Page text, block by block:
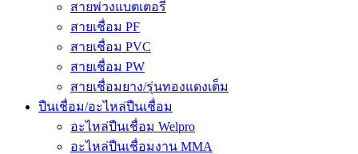
สายพ่วงแบตเตอรี่
สายเชื่อม PF
สายเชื่อม PVC
สายเชื่อม PW
สายเชื่อมยาง/รุ่นทองแดงเต็ม
ปืนเชื่อม/อะไหล่ปืนเชื่อม
อะไหล่ปืนเชื่อม Welpro
อะไหล่ปืนเชื่อมงาน MMA